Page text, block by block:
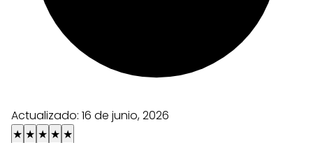
Actualizado: 16 de junio, 2026
★ ★ ★ ★ ★